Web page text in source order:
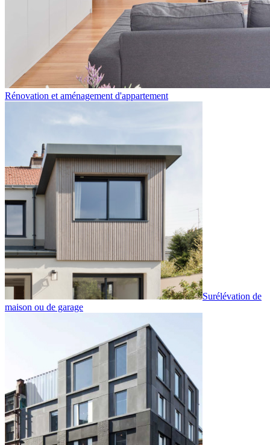
Rénovation et aménagement d'appartement
Surélévation de
maison ou de garage